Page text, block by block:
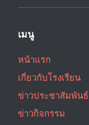
เมนู
หน้าแรก
เกี่ยวกับโรงเรียน
ข่าวประชาสัมพันธ์
ข่าวกิจกรรม